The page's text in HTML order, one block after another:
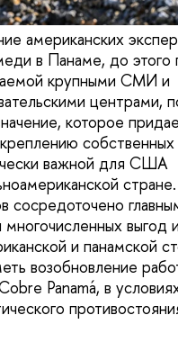
американских
в Панаме, до этого
крупными СМИ и
центрами,
которое
собственных
важной для США
сосредоточено
многочисленных выгод
и панамской
возобновление
Panamá, в